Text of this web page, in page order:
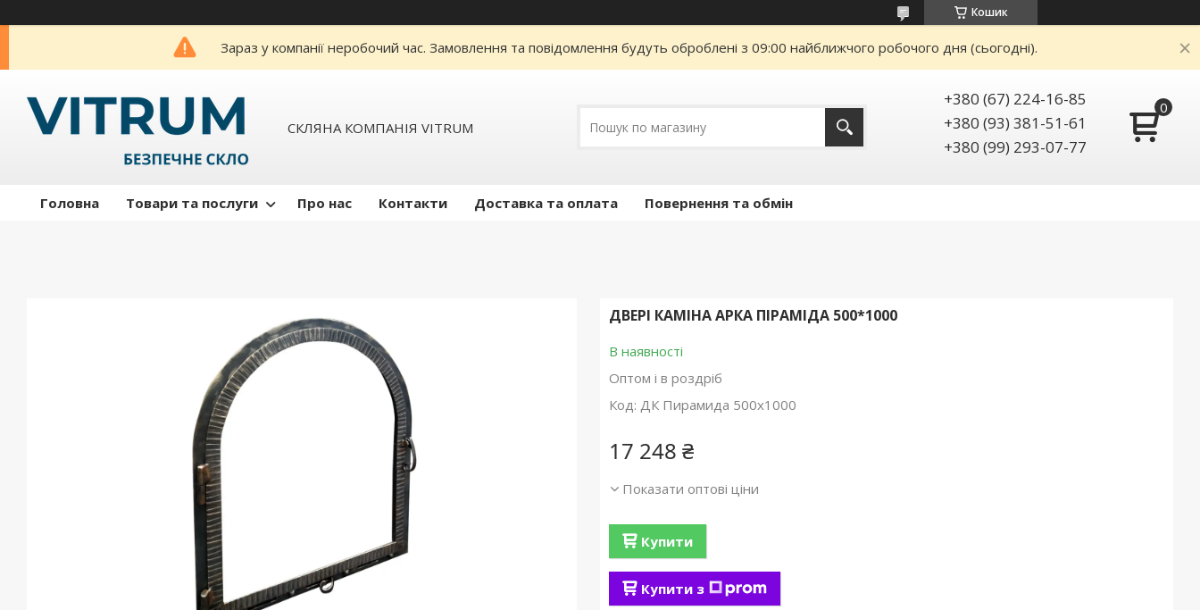
Кошик
Зараз у компанії неробочий час. Замовлення та повідомлення будуть оброблені з 09:00 найближчого робочого дня (сьогодні).
СКЛЯНА КОМПАНІЯ VITRUM
+380 (67) 224-16-85
+380 (93) 381-51-61
+380 (99) 293-07-77
Головна Товари та послуги Про нас Контакти Доставка та оплата Повернення та обмін
ДВЕРІ КАМІНА АРКА ПІРАМІДА 500*1000
В наявності
Оптом і в роздріб
Код: ДК Пирамида 500х1000
17 248 ₴
Показати оптові ціни
Купити
Купити з